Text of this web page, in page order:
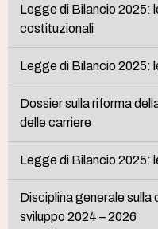
Legge di Bilancio 2025:
costituzionali
Legge di Bilancio 2025:
Dossier sulla riforma
delle carriere
Legge di Bilancio 2025:
Disciplina generale sulla
sviluppo 2024 – 2026